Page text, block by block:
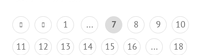
1 ... 7 8 9
10
11
12 13 14 15 16 ... 18